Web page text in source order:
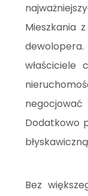
Mieszkania
właściciele
Dodatkowo
Bez